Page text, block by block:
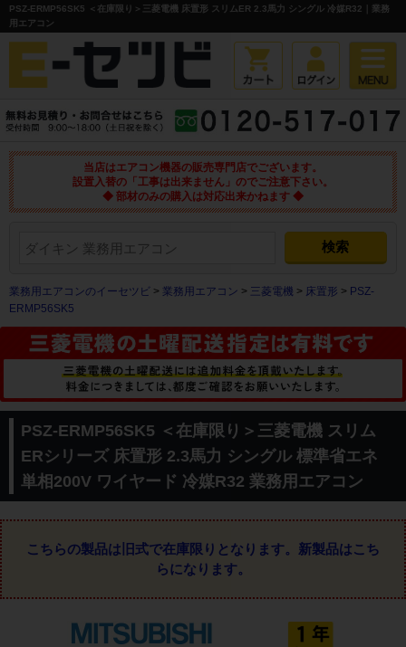
PSZ-ERMP56SK5 ＜在庫限り＞三菱電機 床置形 スリムER 2.3馬力 シングル 冷媒R32｜業務
用エアコン
当店はエアコン機器の販売専門店でございます。
設置入替の「工事は出来ません」のでご注意下さい。
◆ 部材のみの購入は対応出来かねます ◆
業務用エアコンのイーセツビ > 業務用エアコン > 三菱電機 > 床置形 > PSZ-
ERMP56SK5
PSZ-ERMP56SK5 ＜在庫限り＞三菱電機 スリム
ERシリーズ 床置形 2.3馬力 シングル 標準省エネ
単相200V ワイヤード 冷媒R32 業務用エアコン
こちらの製品は旧式で在庫限りとなります。 新製品はこち
らになります。